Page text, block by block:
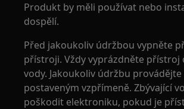
Produkt by měli používat nebo
dospělí.
Před jakoukoliv údržbou vypněte
přístroji. Vždy vyprázdněte přístroj
vody. Jakoukoliv údržbu
postaveným vzpřímeně. Zbývající
poškodit elektroniku, pokud je